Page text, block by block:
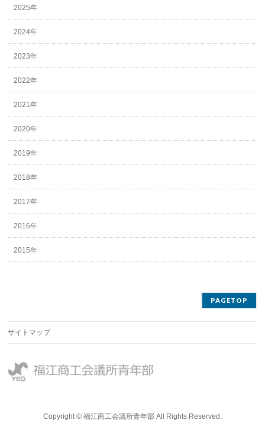
2025年
2024年
2023年
2022年
2021年
2020年
2019年
2018年
2017年
2016年
2015年
PAGETOP
サイトマップ
Copyright © 福江商工会議所青年部 All Rights Reserved.